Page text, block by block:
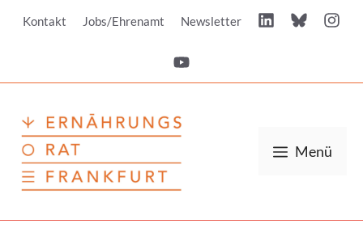
InhaltKontakt Jobs/Ehrenamt Newsletter
Menü